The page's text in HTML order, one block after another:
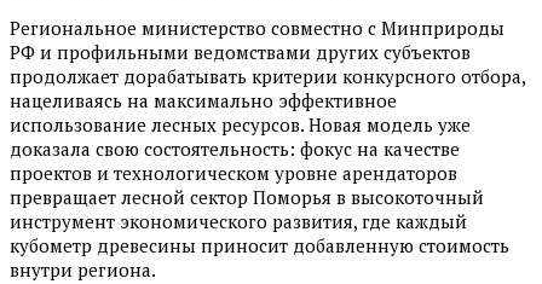
Региональное министерство совместно с Минприроды
РФ и профильными ведомствами других субъектов
продолжает дорабатывать критерии конкурсного отбора,
нацеливаясь на максимально эффективное
использование лесных ресурсов. Новая модель уже
доказала свою состоятельность: фокус на качестве
проектов и технологическом уровне арендаторов
превращает лесной сектор Поморья в высокоточный
инструмент экономического развития, где каждый
кубометр древесины приносит добавленную стоимость
внутри региона.